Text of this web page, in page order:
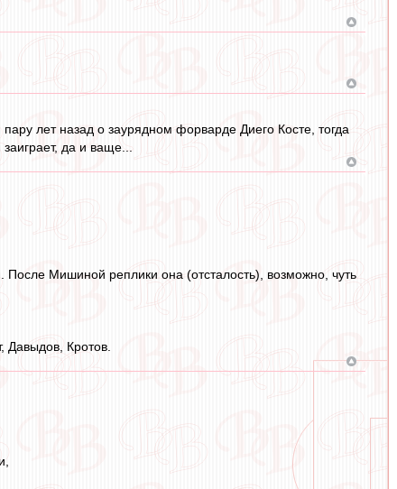
лет назад о заурядном форварде Диего Косте, тогда
да и ваще...
Мишиной реплики она (отсталость), возможно, чуть
Кротов.